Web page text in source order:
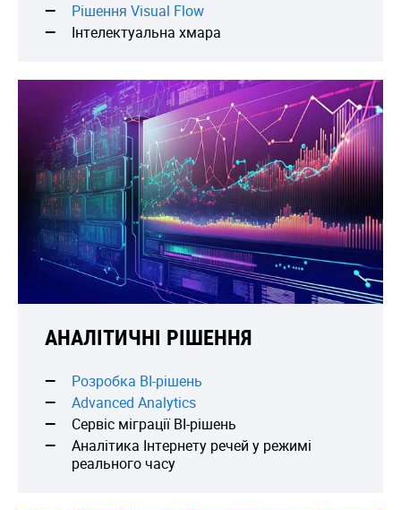
Рішення Visual Flow
Інтелектуальна хмара
АНАЛІТИЧНІ РІШЕННЯ
Розробка BI-рiшень
Advanced Analytics
Сервіс міграції BI-рішень
Аналітика Інтернету речей у режимі
реального часу